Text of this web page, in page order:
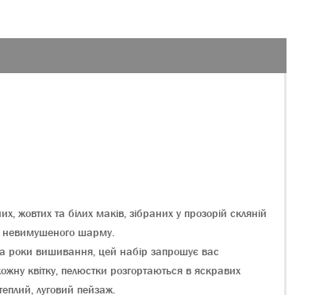
та білих маків, зібраних у прозорій скляній
невимушеного шарму.
роки вишивання, цей набір запрошує вас
квітку, пелюстки розгортаються в яскравих
луговий пейзаж.